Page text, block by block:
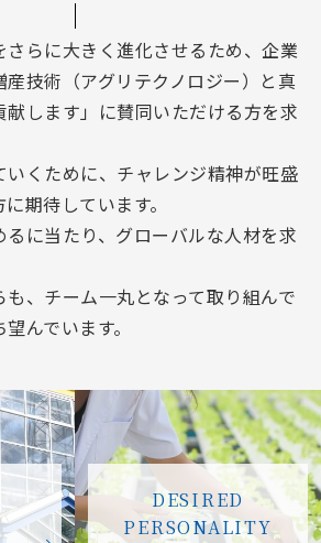
さらに大きく進化させるため、企業
技術（アグリテクノロジー）と真
します」に賛同いただける方を求
いくために、チャレンジ精神が旺盛
期待しています。
るに当たり、グローバルな人材を求
も、チーム一丸となって取り組んで
んでいます。
DESIRED
PERSONALITY